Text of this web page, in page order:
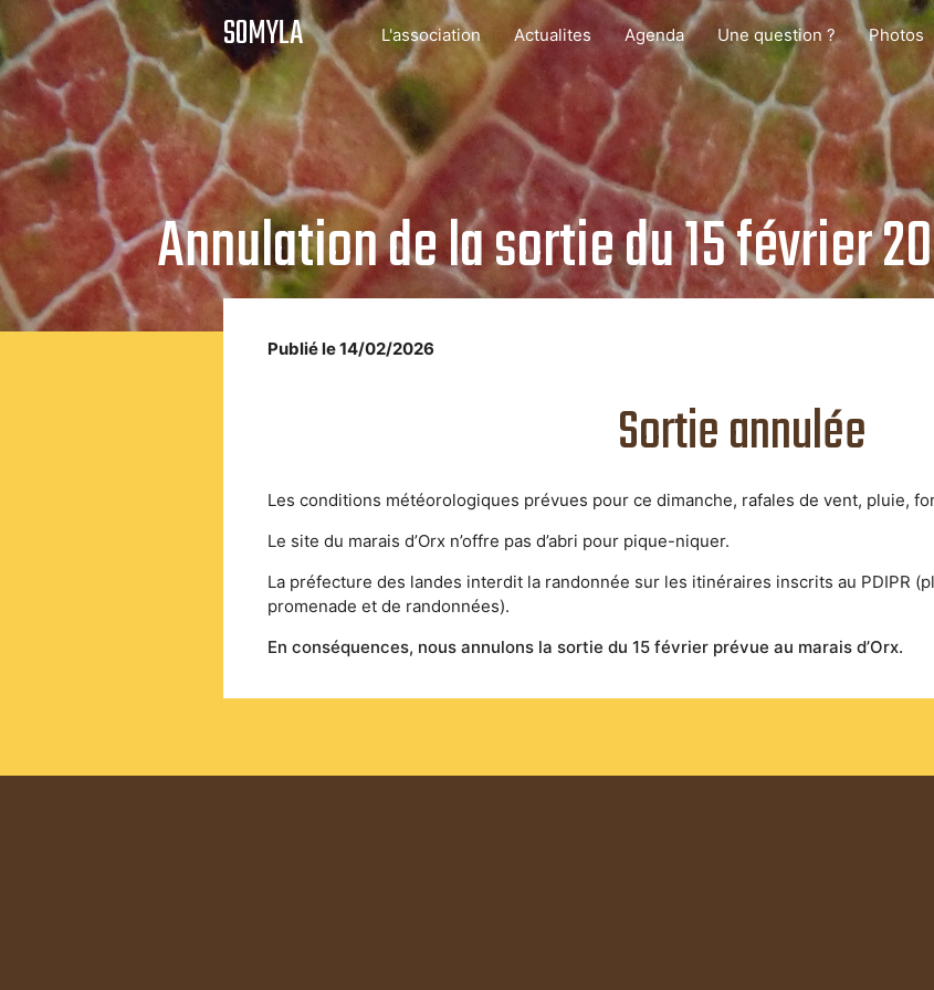
SOMYLA L'association Actualites Agenda Une question ? Photos
Annulation de la sortie du 15 février
Publié le 14/02/2026
Sortie annulée
Les conditions météorologiques prévues pour ce dimanche, rafales de vent, pluie,
Le site du marais d’Orx n’offre pas d’abri pour pique-niquer.
La préfecture des landes interdit la randonnée sur les itinéraires inscrits au PDIPR
promenade et de randonnées).
En conséquences, nous annulons la sortie du 15 février prévue au marais d’Orx.